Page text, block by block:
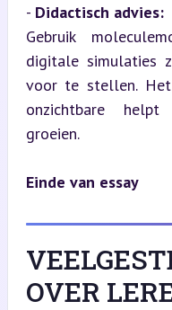
- Didactisch advies:
Gebruik
digitale simulaties
voor te stellen. Het
onzichtbare
groeien.
Einde van essay
OVER